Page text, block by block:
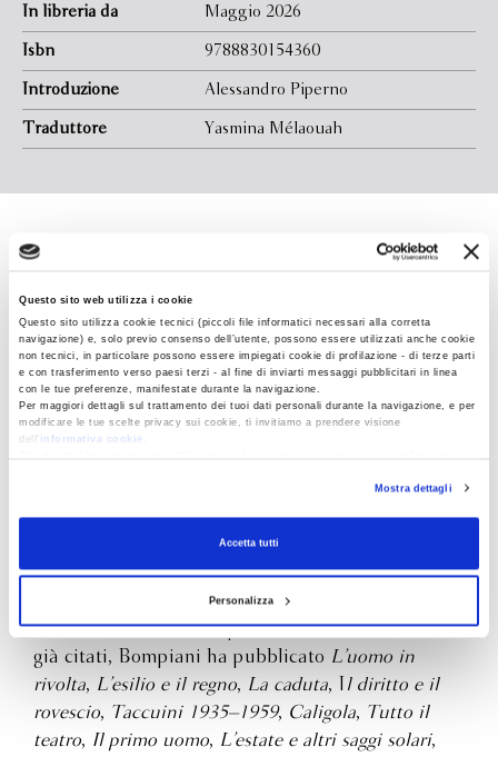
Questo sito web utilizza i cookie
Questo sito utilizza cookie tecnici (piccoli file informatici necessari alla corretta
navigazione) e, solo previo consenso dell’utente, possono essere utilizzati anche cookie
non tecnici, in particolare possono essere impiegati cookie di profilazione - di terze parti
e con trasferimento verso paesi terzi - al fine di inviarti messaggi pubblicitari in linea
con le tue preferenze, manifestate durante la navigazione.
Per maggiori dettagli sul trattamento dei tuoi dati personali durante la navigazione, e per
modificare le tue scelte privacy sui cookie, ti invitiamo a prendere visione
dell’
informativa cookie
RevocaMostra dettagli
Accetta tutti
Personalizza
In libreria da Maggio 2026
Isbn 9788830154360
Introduzione Alessandro Piperno
Traduttore Yasmina Mélaouah
Albert Camus (1913 –1960) nacque in Algeria,
dove studiò e cominciò a lavorare come attore e
Il mito di Sisifo,
raggiunse un vasto riconoscimento di pubblico con
(1947). Nel 1957 ricevette il premio Nobel
per la letteratura per aver saputo esprimere come
scrittore “i problemi che oggi si impongono alla
coscienza umana”. Di questo autore, oltre ai titoli
già citati, Bompiani ha pubblicato L’uomo in
rivolta, L’esilio e il regno, La caduta, I
l diritto e il
rovescio, Taccuini 1935–1959, Caligola, Tutto il
teatro, Il primo uomo, L’estate e altri saggi solari,